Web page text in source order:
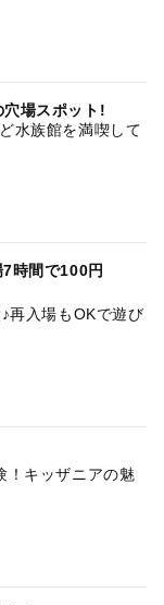
場スポット!
水族館を満喫して
時間で100円
再入場もOKで遊び
！キッザニアの魅